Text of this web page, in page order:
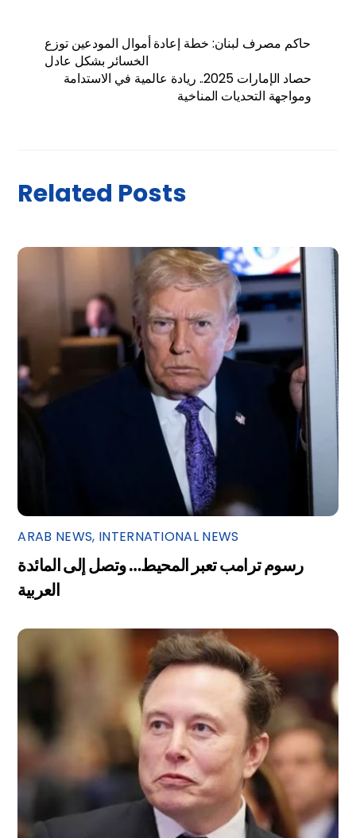
حاكم مصرف لبنان: خطة إعادة أموال المودعين توزع
الخسائر بشكل عادل
حصاد الإمارات 2025.. ريادة عالمية في الاستدامة
ومواجهة التحديات المناخية
Related Posts
ARAB NEWS, INTERNATIONAL NEWS
رسوم ترامب تعبر المحيط… وتصل إلى المائدة
العربية